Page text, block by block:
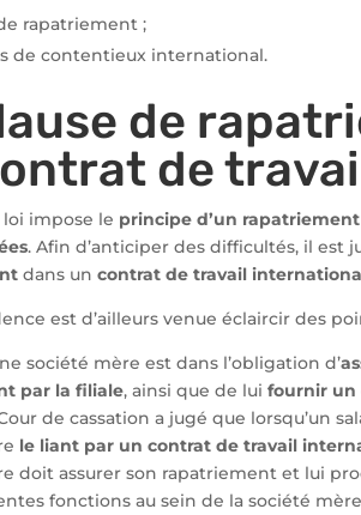
rapatriement ;
de contentieux international.
de
de
impose le principe d’un
. Afin d’anticiper des difficultés, il est
dans un contrat de travail
est d’ailleurs venue éclaircir des
société mère est dans l’obligation d’
par la filiale, ainsi que de lui fournir un
de cassation a jugé que lorsqu’un
le liant par un contrat de travail
doit assurer son rapatriement et lui
fonctions au sein de la société mère